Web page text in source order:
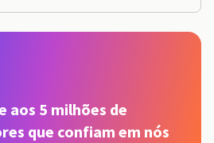
aos 5 milhões de
que confiam em nós